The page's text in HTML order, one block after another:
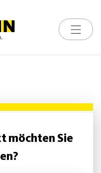
Toggle
möchten Sie